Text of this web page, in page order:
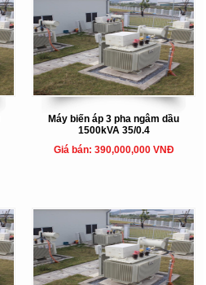
Máy biến áp 3 pha ngâm dầu
1500kVA 35/0.4
Giá bán: 390,000,000 VNĐ